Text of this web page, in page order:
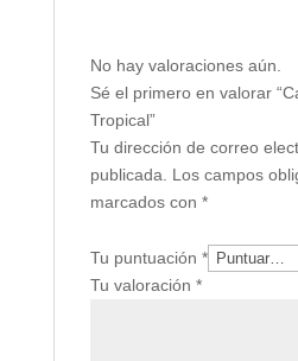
No hay valoraciones aún.
Sé el primero en valorar
Tropical”
Tu dirección de correo
publicada. Los campos
marcados con *
Tu puntuación *
Tu valoración *